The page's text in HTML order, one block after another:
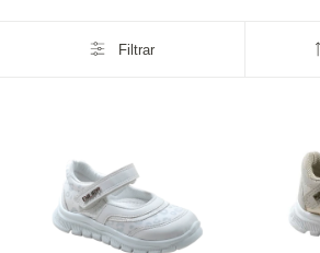
Filtrar